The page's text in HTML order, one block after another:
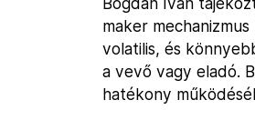
maker
volatilis, és
a vevő vagy eladó.
hatékony